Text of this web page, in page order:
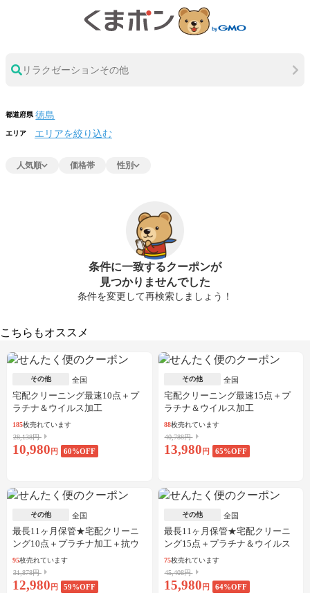
リラクゼーションその他
都道府県
エリア エリアを絞り込む
人気順 価格帯 性別
条件に一致するクーポンが
見つかりませんでした
条件を変更して再検索しましょう！
こちらもオススメ
その他 全国
宅配クリーニング最速10点＋プ
ラチナ＆ウイルス加工
185枚売れています
28,138円
10,980 円 60%OFF
その他 全国
宅配クリーニング最速15点＋プ
ラチナ＆ウイルス加工
88枚売れています
40,788円
13,980 円 65%OFF
その他 全国
最長11ヶ月保管★宅配クリーニ
ング10点＋プラチナ加工＋抗ウ
イルス加工
95枚売れています
31,878円
12,980 円 59%OFF
その他 全国
最長11ヶ月保管★宅配クリーニ
ング15点＋プラチナ＆ウイルス
加工
75枚売れています
45,408円
15,980 円 64%OFF